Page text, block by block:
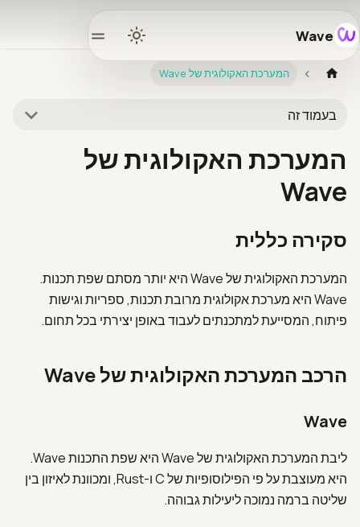
Wave
המערכת האקולוגית של Wave
בעמוד זה
המערכת האקולוגית של
Wave
סקירה כללית
המערכת האקולוגית של Wave היא יותר מסתם שפת תכנות.
Wave היא מערכת אקולוגית מרובת תכנות, ספריות וגישות
פיתוח, המסייעת למתכנתים לעבוד באופן יצירתי בכל תחום.
הרכב המערכת האקולוגית של Wave
Wave
ליבת המערכת האקולוגית של Wave היא שפת התכנות Wave.
היא מעוצבת על פי הפילוסופיות של C ו-Rust, ומכוונת לאיזון בין
שליטה ברמה נמוכה ליעילות גבוהה.